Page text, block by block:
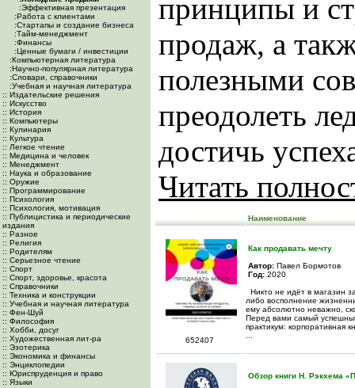
:Эффективная презентация
:Работа с клиентами
:Стартапы и создание бизнеса
:Тайм-менеджмент
:Финансы
:Ценные бумаги / инвестиции
:Компьютерная литература
:Научно-популярная литература
:Словари, справочники
:Учебная и научная литература
:: Издательские решения
:: Искусство
:: История
:: Компьютеры
:: Кулинария
:: Культура
:: Легкое чтение
:: Медицина и человек
:: Менеджмент
:: Наука и образование
:: Оружие
:: Программирование
:: Психология
:: Психология, мотивация
:: Публицистика и периодические
издания
:: Разное
:: Религия
:: Родителям
:: Серьезное чтение
:: Спорт
:: Спорт, здоровье, красота
:: Справочники
:: Техника и конструкции
:: Учебная и научная литература
:: Фен-Шуй
:: Философия
:: Хобби, досуг
:: Художественная лит-ра
:: Эзотерика
:: Экономика и финансы
:: Энциклопедии
:: Юриспруденция и право
:: Языки
принципы и
продаж, а
полезными
преодолеть
достичь
Читать
Наименование
652407
Как продавать мечту
Автор: Павел Бормотов
Год: 2020
Никто не идёт в магазин
либо восполнение
ему абсолютно неважно,
Перед вами самый
практикум:
Обзор книги Н. Рэкхема